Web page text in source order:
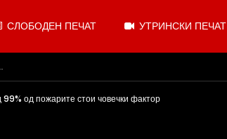
СЛОБОДЕН ПЕЧАТ УТРИНСКИ ПЕЧАТ
99% од пожарите стои човечки фактор